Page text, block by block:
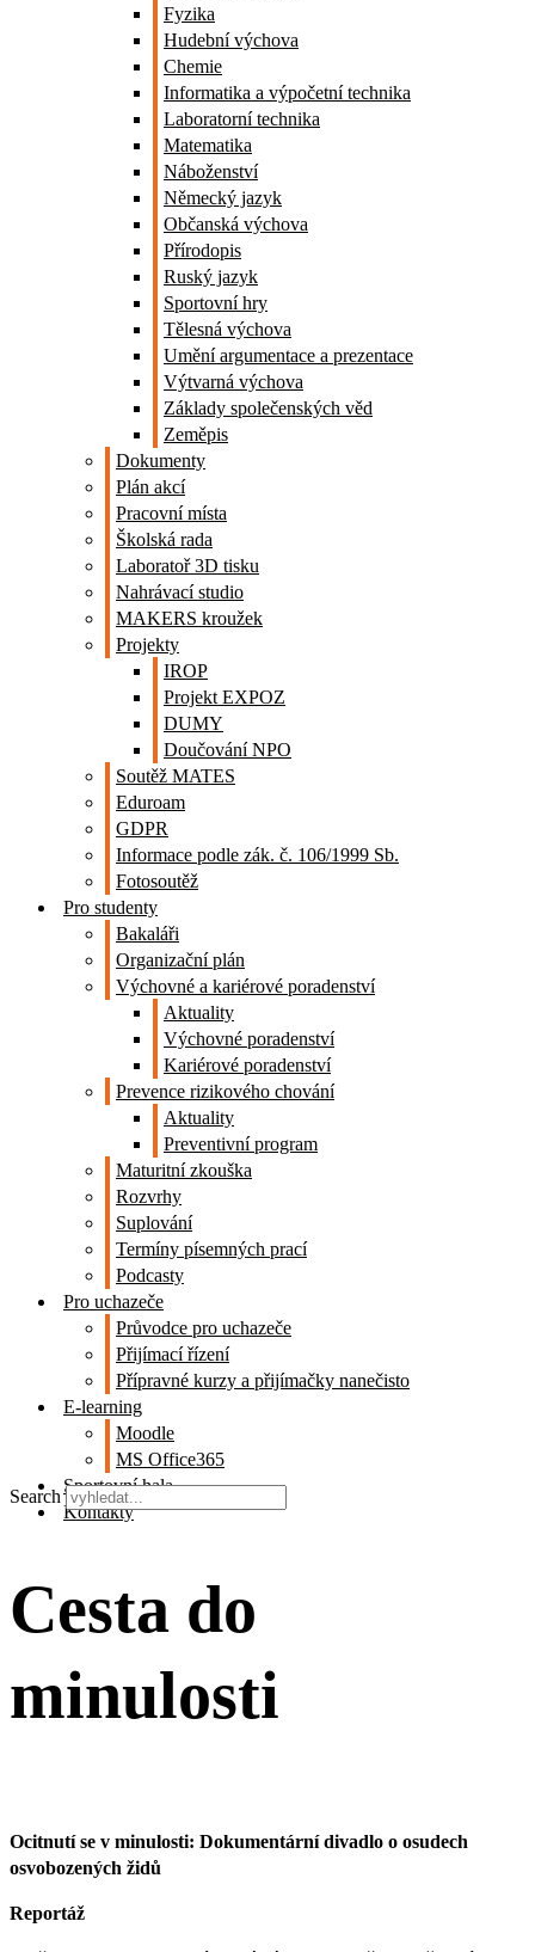
Fyzika
Hudební výchova
Chemie
Informatika a výpočetní technika
Laboratorní technika
Matematika
Náboženství
Německý jazyk
Občanská výchova
Přírodopis
Ruský jazyk
Sportovní hry
Tělesná výchova
Umění argumentace a prezentace
Výtvarná výchova
Základy společenských věd
Zeměpis
Dokumenty
Plán akcí
Pracovní místa
Školská rada
Laboratoř 3D tisku
Nahrávací studio
MAKERS kroužek
Projekty
IROP
Projekt EXPOZ
DUMY
Doučování NPO
Soutěž MATES
Eduroam
GDPR
Informace podle zák. č. 106/1999 Sb.
Fotosoutěž
Pro studenty
Bakaláři
Organizační plán
Výchovné a kariérové poradenství
Aktuality
Výchovné poradenství
Kariérové poradenství
Prevence rizikového chování
Aktuality
Preventivní program
Maturitní zkouška
Rozvrhy
Suplování
Termíny písemných prací
Podcasty
Pro uchazeče
Průvodce pro uchazeče
Přijímací řízení
Přípravné kurzy a přijímačky nanečisto
E-learning
Moodle
MS Office365
Sportovní hala
Kontakty
Search
Cesta do
minulosti
Ocitnutí se v minulosti: Dokumentární divadlo o osudech
osvobozených židů
Reportáž